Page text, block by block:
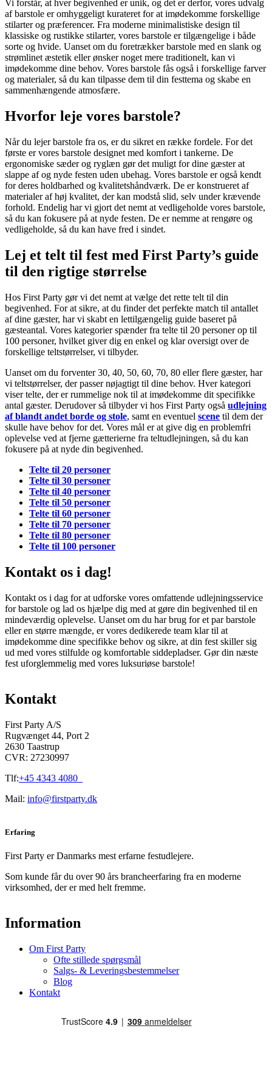
Vi forstår, at hver begivenhed er unik, og det er derfor, vores udvalg
af barstole er omhyggeligt kurateret for at imødekomme forskellige
stilarter og præferencer. Fra moderne minimalistiske design til
klassiske og rustikke stilarter, vores barstole er tilgængelige i både
sorte og hvide. Uanset om du foretrækker barstole med en slank og
strømlinet æstetik eller ønsker noget mere traditionelt, kan vi
imødekomme dine behov. Vores barstole fås også i forskellige farver
og materialer, så du kan tilpasse dem til din festtema og skabe en
sammenhængende atmosfære.
Hvorfor leje vores barstole?
Når du lejer barstole fra os, er du sikret en række fordele. For det
første er vores barstole designet med komfort i tankerne. De
ergonomiske sæder og ryglæn gør det muligt for dine gæster at
slappe af og nyde festen uden ubehag. Vores barstole er også kendt
for deres holdbarhed og kvalitetshåndværk. De er konstrueret af
materialer af høj kvalitet, der kan modstå slid, selv under krævende
forhold. Endelig har vi gjort det nemt at vedligeholde vores barstole,
så du kan fokusere på at nyde festen. De er nemme at rengøre og
vedligeholde, så du kan have fred i sindet.
Lej et telt til fest med First Party’s guide
til den rigtige størrelse
Hos First Party gør vi det nemt at vælge det rette telt til din
begivenhed. For at sikre, at du finder det perfekte match til antallet
af dine gæster, har vi skabt en lettilgængelig guide baseret på
gæsteantal. Vores kategorier spænder fra telte til 20 personer op til
100 personer, hvilket giver dig en enkel og klar oversigt over de
forskellige teltstørrelser, vi tilbyder.
Uanset om du forventer 30, 40, 50, 60, 70, 80 eller flere gæster, har
vi teltstørrelser, der passer nøjagtigt til dine behov. Hver kategori
viser telte, der er rummelige nok til at imødekomme dit specifikke
antal gæster. Derudover så tilbyder vi hos First Party også udlejning
af blandt andet borde og stole, samt en eventuel scene til dem der
skulle have behov for det. Vores mål er at give dig en problemfri
oplevelse ved at fjerne gætterierne fra teltudlejningen, så du kan
fokusere på at nyde din begivenhed.
Telte til 20 personer
Telte til 30 personer
Telte til 40 personer
Telte til 50 personer
Telte til 60 personer
Telte til 70 personer
Telte til 80 personer
Telte til 100 personer
Kontakt os i dag!
Kontakt os i dag for at udforske vores omfattende udlejningsservice
for barstole og lad os hjælpe dig med at gøre din begivenhed til en
mindeværdig oplevelse. Uanset om du har brug for et par barstole
eller en større mængde, er vores dedikerede team klar til at
imødekomme dine specifikke behov og sikre, at din fest skiller sig
ud med vores stilfulde og komfortable siddepladser. Gør din næste
fest uforglemmelig med vores luksuriøse barstole!
Kontakt
First Party A/S
Rugvænget 44, Port 2
2630 Taastrup
CVR: 27230997
Tlf:+45 4343 4080
Mail: info@firstparty.dk
Erfaring
First Party er Danmarks mest erfarne festudlejere.
Som kunde får du over 90 års brancheerfaring fra en moderne
virksomhed, der er med helt fremme.
Information
Om First Party
Ofte stillede spørgsmål
Salgs- & Leveringsbestemmelser
Blog
Kontakt